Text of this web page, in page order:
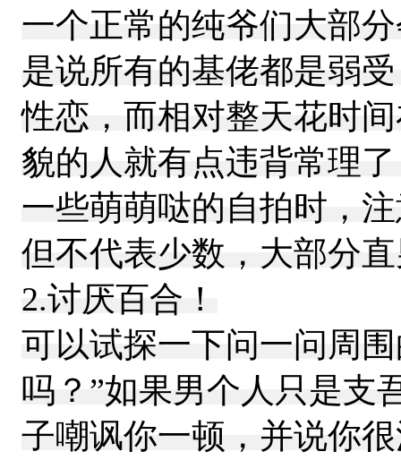
一个正常的纯爷们大部
是说所有的基佬都是弱
性恋，而相对整天花时
貌的人就有点违背常理
一些萌萌哒的自拍时，
但不代表少数，大部分
2.讨厌百合！
可以试探一下问一问周
吗？”如果男个人只是支
子嘲讽你一顿，并说你